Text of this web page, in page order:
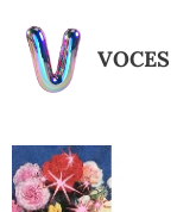
VOCES